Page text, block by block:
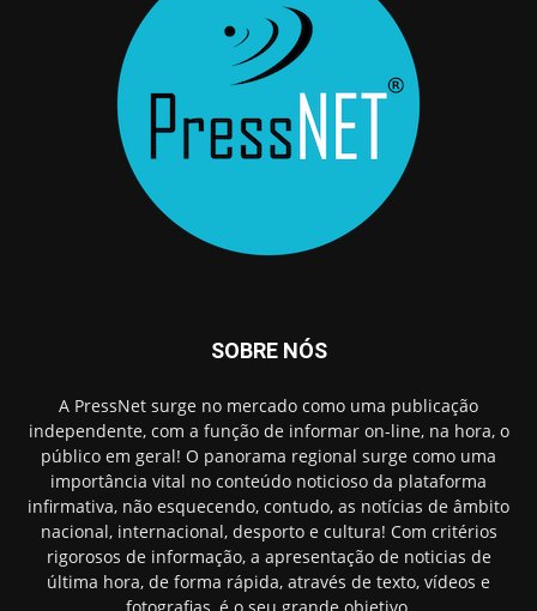
SOBRE NÓS
A PressNet surge no mercado como uma publicação
independente, com a função de informar on-line, na hora, o
público em geral! O panorama regional surge como uma
importância vital no conteúdo noticioso da plataforma
infirmativa, não esquecendo, contudo, as notícias de âmbito
nacional, internacional, desporto e cultura! Com critérios
rigorosos de informação, a apresentação de noticias de
última hora, de forma rápida, através de texto, vídeos e